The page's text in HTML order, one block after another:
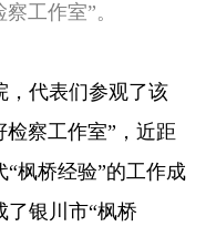
工作室”。
代表们参观了该
检察工作室”，近距
枫桥经验”的工作成
了银川市“枫桥